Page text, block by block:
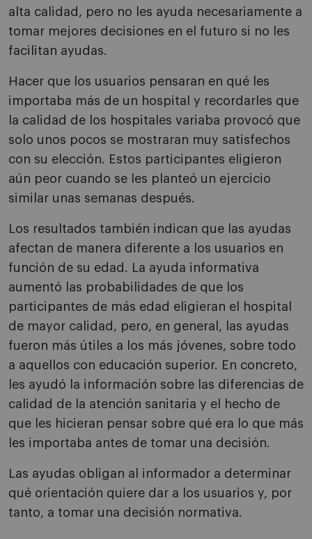
alta calidad, pero no les ayuda necesariamente a
tomar mejores decisiones en el futuro si no les
facilitan ayudas.
Hacer que los usuarios pensaran en qué les
importaba más de un hospital y recordarles que
la calidad de los hospitales variaba provocó que
solo unos pocos se mostraran muy satisfechos
con su elección. Estos participantes eligieron
aún peor cuando se les planteó un ejercicio
similar unas semanas después.
Los resultados también indican que las ayudas
afectan de manera diferente a los usuarios en
función de su edad. La ayuda informativa
aumentó las probabilidades de que los
participantes de más edad eligieran el hospital
de mayor calidad, pero, en general, las ayudas
fueron más útiles a los más jóvenes, sobre todo
a aquellos con educación superior. En concreto,
les ayudó la información sobre las diferencias de
calidad de la atención sanitaria y el hecho de
que les hicieran pensar sobre qué era lo que más
les importaba antes de tomar una decisión.
Las ayudas obligan al informador a determinar
qué orientación quiere dar a los usuarios y, por
tanto, a tomar una decisión normativa.